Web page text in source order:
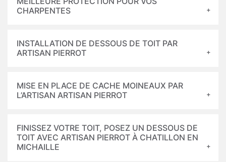
CHARPENTES
INSTALLATION DE DESSOUS DE TOIT PAR
ARTISAN PIERROT
MISE EN PLACE DE CACHE MOINEAUX PAR
L’ARTISAN ARTISAN PIERROT
FINISSEZ VOTRE TOIT, POSEZ UN DESSOUS DE
TOIT AVEC ARTISAN PIERROT À CHATILLON EN
MICHAILLE